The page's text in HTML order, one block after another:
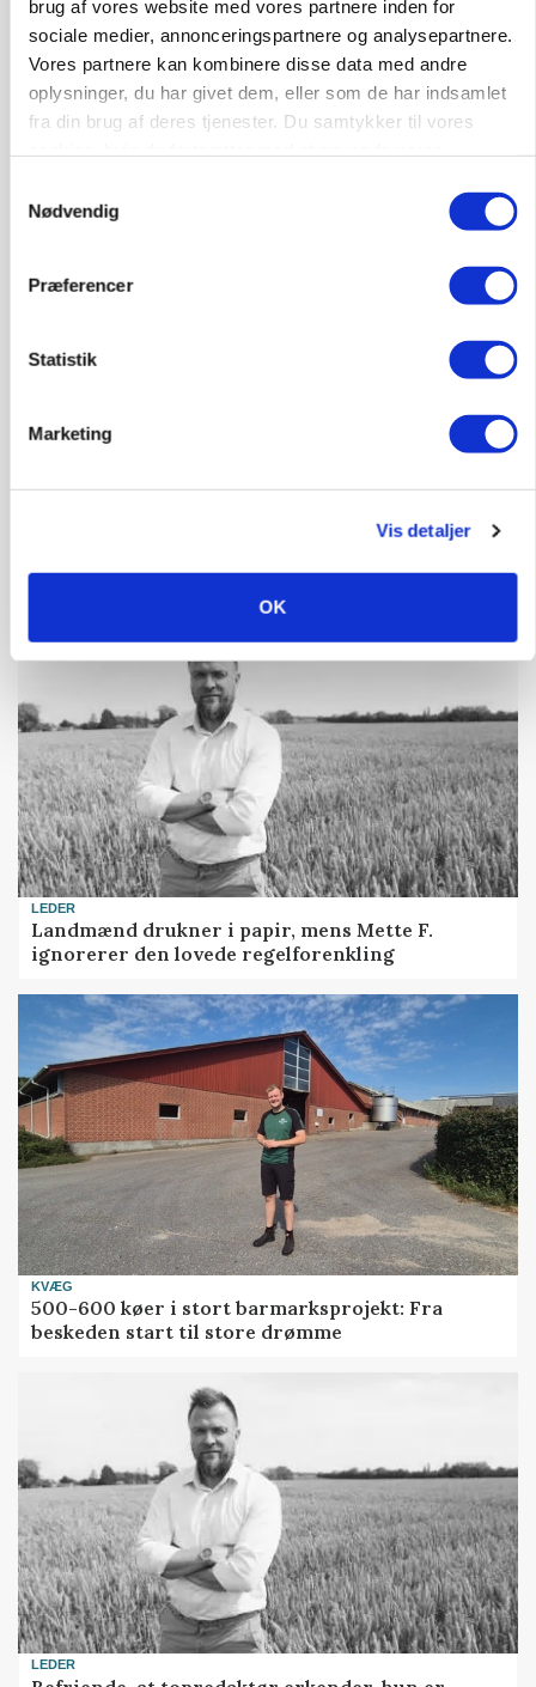
brug af vores website med vores partnere inden for
sociale medier, annonceringspartnere og analysepartnere.
Vores partnere kan kombinere disse data med andre
oplysninger, du har givet dem, eller som de har indsamlet
fra din brug af deres tjenester. Du samtykker til vores
Nødvendig
Præferencer
Statistik
Marketing
Vis detaljer
OK
Klimastald
9670, Løgstør
polteopformering
Kalve
31. jul.
LEDER
Landmænd drukner i papir, mens Mette F.
ignorerer den lovede regelforenkling
KVÆG
500-600 køer i stort barmarksprojekt: Fra
beskeden start til store drømme
LEDER